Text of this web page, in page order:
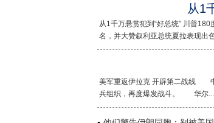
从1
从1千万悬赏犯到“好总统” 川普
名，并大赞叙利亚总统夏拉表现出
美军重返伊拉克 开辟第二战线 中
兵组织，再度爆发战斗。 华尔